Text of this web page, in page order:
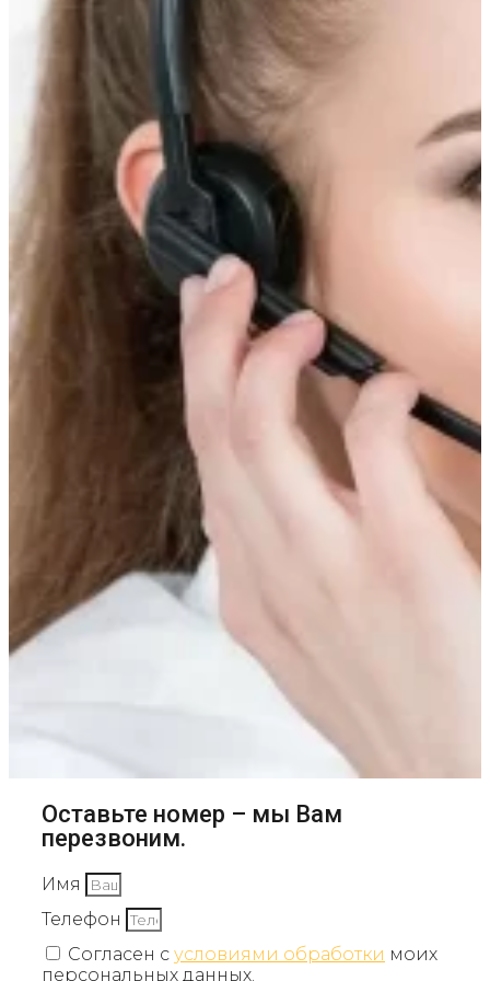
Оставьте номер – мы Вам
перезвоним.
Имя
Телефон
Согласен с условиями обработки моих
персональных данных.